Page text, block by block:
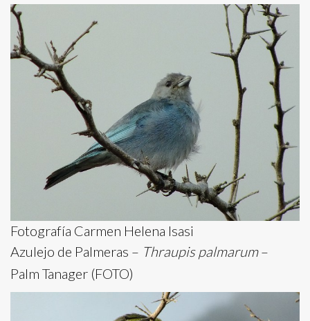
Fotografía Carmen Helena Isasi
Azulejo de Palmeras – Thraupis palmarum–
Palm Tanager (FOTO)